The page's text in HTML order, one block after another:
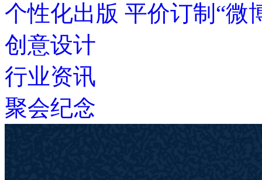
个性化出版 平价订制“微
创意设计
行业资讯
聚会纪念